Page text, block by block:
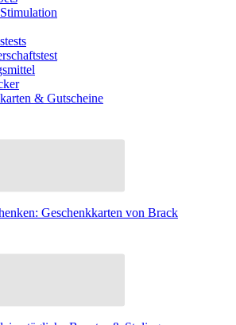
& Gutscheine
Geschenkkarten von Brack